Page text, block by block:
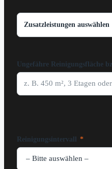
Zusatzleistungen auswählen
Ungefähre Reinigungsfläche
Reinigungsintervall *